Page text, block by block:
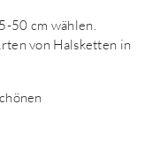
50 cm wählen.
von Halsketten in